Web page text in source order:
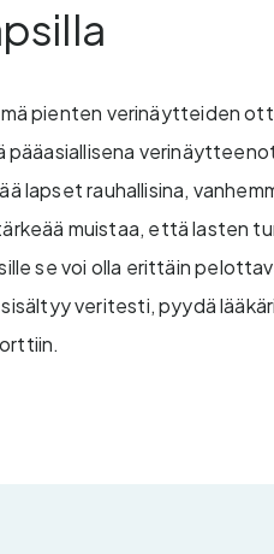
pienten verinäytteiden
lapset rauhallisina,
muistaa, että lasten
se voi olla erittäin
veritesti, pyydä